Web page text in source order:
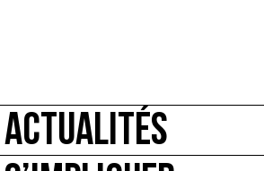
ACTUALITÉS